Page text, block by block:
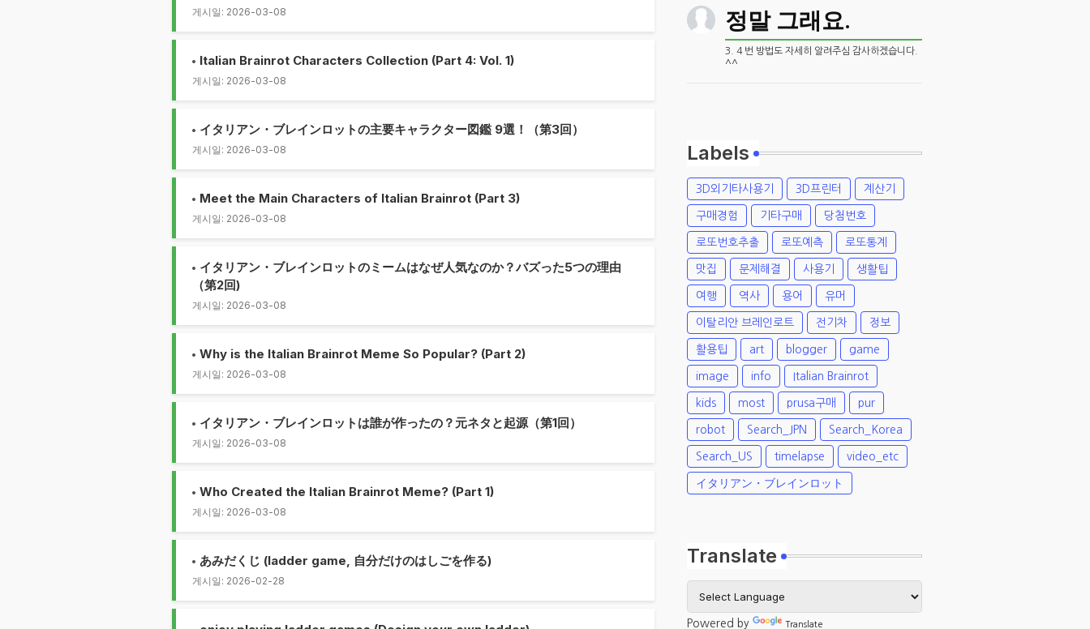
게시일: 2026-03-08
Italian Brainrot Characters Collection (Part 4: Vol. 1)
게시일: 2026-03-08
イタリアン・ブレインロットの主要キャラクター図鑑 9選！（第3回）
게시일: 2026-03-08
Meet the Main Characters of Italian Brainrot (Part 3)
게시일: 2026-03-08
イタリアン・ブレインロットのミームはなぜ人気なのか？バズった5つの理由
（第2回)
게시일: 2026-03-08
Why is the Italian Brainrot Meme So Popular? (Part 2)
게시일: 2026-03-08
イタリアン・ブレインロットは誰が作ったの？元ネタと起源（第1回）
게시일: 2026-03-08
Who Created the Italian Brainrot Meme? (Part 1)
게시일: 2026-03-08
あみだくじ (ladder game, 自分だけのはしごを作る)
게시일: 2026-02-28
정말 그래요.
3. 4 번 방법도 자세히 알려주심 감사하겠습니다.
^^
Labels
3D외기타사용기 3D프린터 계산기
구매경험 기타구매 당첨번호
로또번호추출 로또예측 로또통계
맛집 문제해결 사용기 생활팁
여행 역사 용어 유머
이탈리안 브레인로트 전기차 정보
활용팁 art blogger game
image info Italian Brainrot
kids most prusa구매 pur
robot Search_JPN Search_Korea
Search_US timelapse video_etc
イタリアン・ブレインロット
Translate
Powered by Translate